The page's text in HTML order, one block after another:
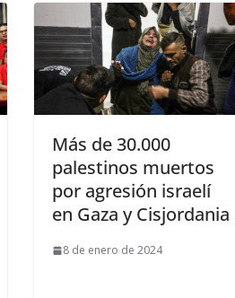
Más de 30.000
palestinos muertos
por agresión israelí
en Gaza y Cisjordania
8 de enero de 2024